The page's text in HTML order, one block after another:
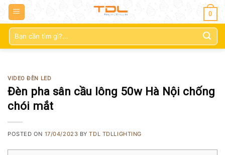
0
Tìm
kiếm:
VIDEO ĐÈN LED
Đèn pha sân cầu lông 50w Hà Nội chống
chói mắt
POSTED ON 17/04/2023 BYTDL TDLLIGHTING